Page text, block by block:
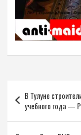
по
записям
В Тулуне
учебного года —